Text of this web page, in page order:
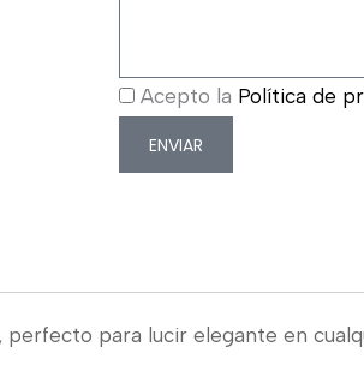
Acepto la Política de
ENVIAR
para lucir elegante en